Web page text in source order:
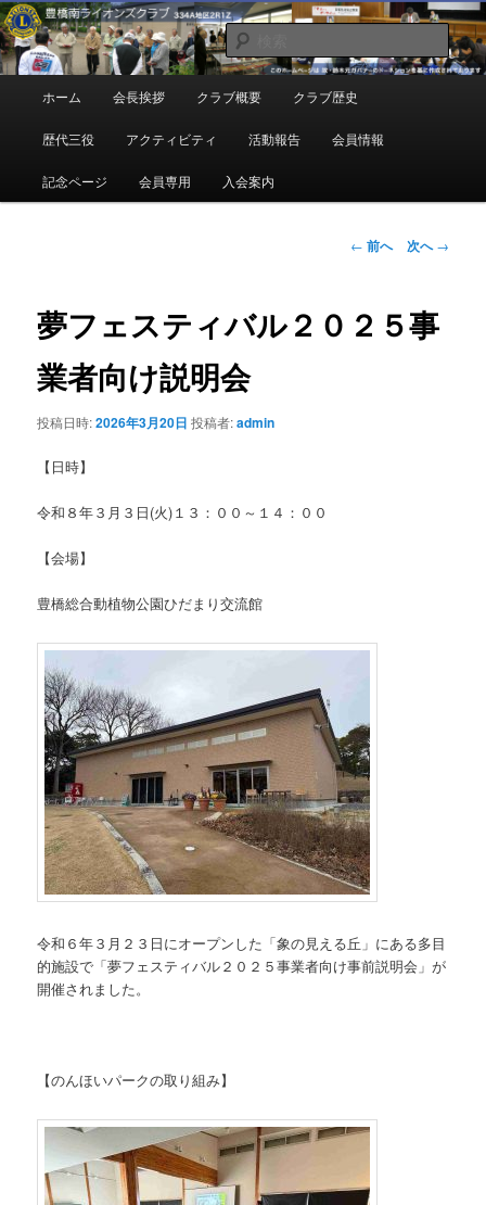
メ
イ
ン
コ
豊橋南ライオンズクラブ
地域奉仕ボランティア
検
索
ュ
ホーム 会長挨拶 クラブ概要 クラブ歴史
歴代三役 アクティビティ 活動報告 会員情報
記念ページ 会員専用 入会案内
投
ビ
ゲ
← 前へ 次へ→
夢フェスティバル２０２５事
業者向け説明会
投稿日時:2026年3月20日 投稿者:admin
【日時】
令和８年３月３日(火)１３：００～１４：００
【会場】
豊橋総合動植物公園ひだまり交流館
令和６年３月２３日にオープンした「象の見える丘」にある多目
的施設で「夢フェスティバル２０２５事業者向け事前説明会」が
開催されました。
【のんほいパークの取り組み】